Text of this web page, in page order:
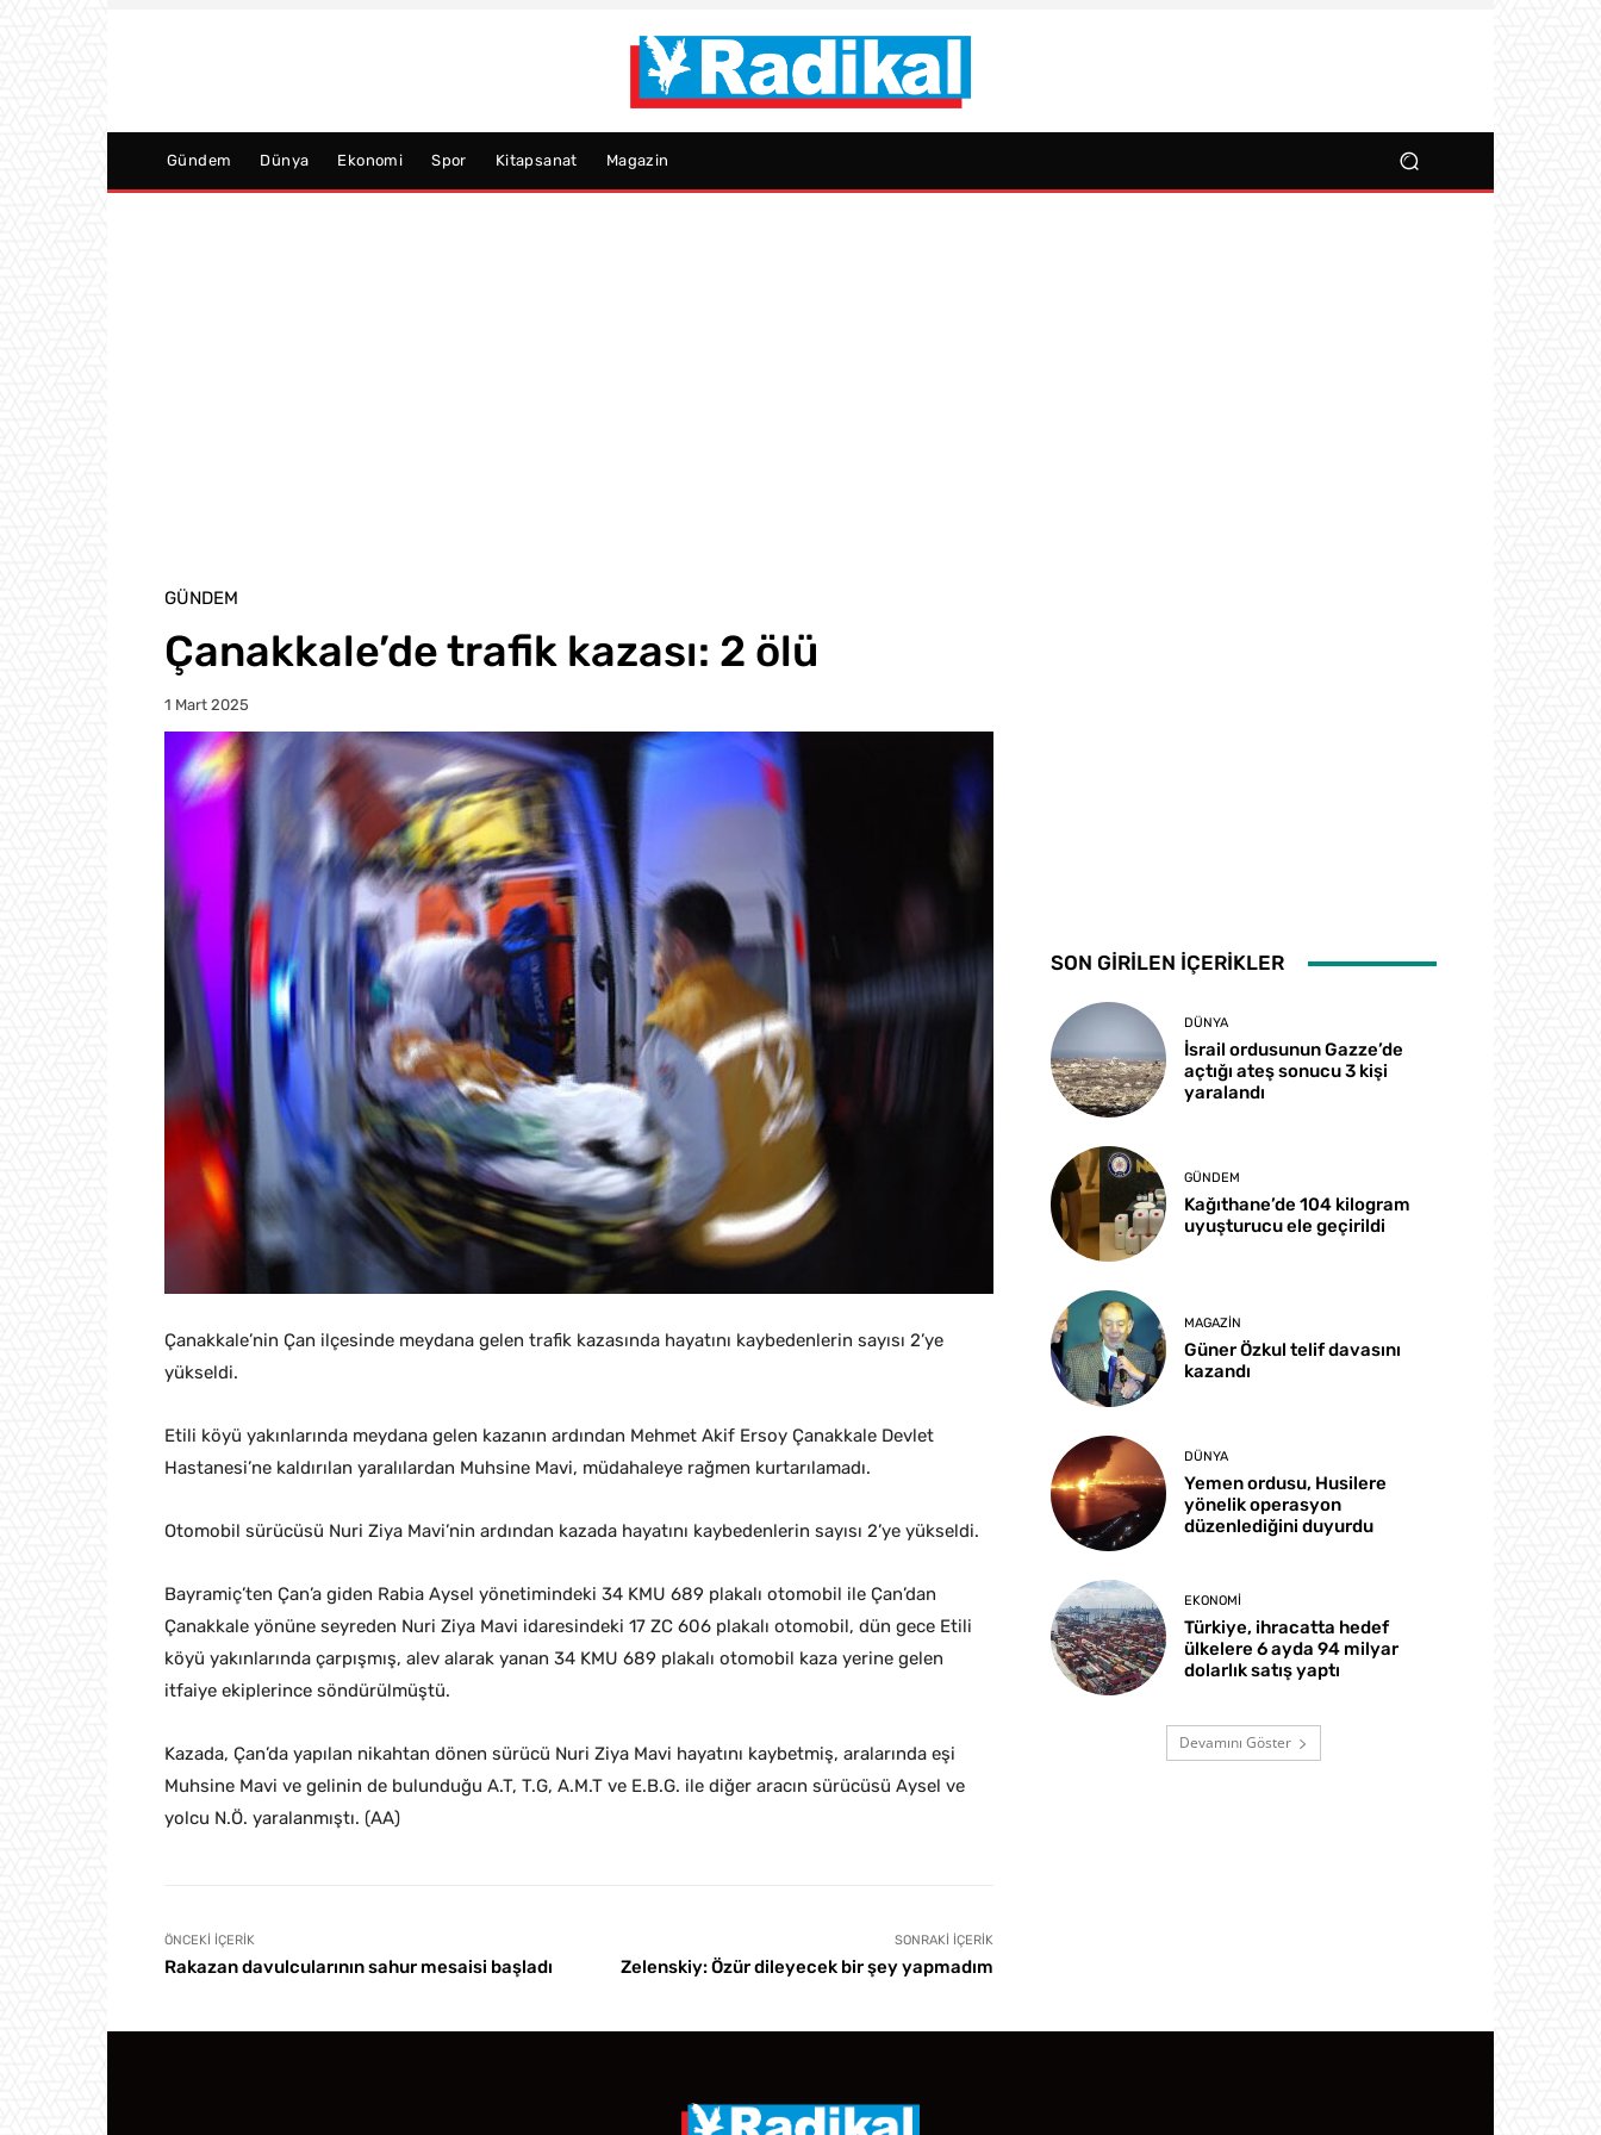
Gündem Dünya Ekonomi Spor Kitapsanat Magazin
GÜNDEM
Çanakkale’de trafik kazası: 2 ölü
1 Mart 2025
Çanakkale’nin Çan ilçesinde meydana gelen trafik kazasında hayatını kaybedenlerin sayısı 2’ye
yükseldi.
Etili köyü yakınlarında meydana gelen kazanın ardından Mehmet Akif Ersoy Çanakkale Devlet
Hastanesi’ne kaldırılan yaralılardan Muhsine Mavi, müdahaleye rağmen kurtarılamadı.
Otomobil sürücüsü Nuri Ziya Mavi’nin ardından kazada hayatını kaybedenlerin sayısı 2’ye yükseldi.
Bayramiç’ten Çan’a giden Rabia Aysel yönetimindeki 34 KMU 689 plakalı otomobil ile Çan’dan
Çanakkale yönüne seyreden Nuri Ziya Mavi idaresindeki 17 ZC 606 plakalı otomobil, dün gece Etili
köyü yakınlarında çarpışmış, alev alarak yanan 34 KMU 689 plakalı otomobil kaza yerine gelen
itfaiye ekiplerince söndürülmüştü.
Kazada, Çan’da yapılan nikahtan dönen sürücü Nuri Ziya Mavi hayatını kaybetmiş, aralarında eşi
Muhsine Mavi ve gelinin de bulunduğu A.T, T.G, A.M.T ve E.B.G. ile diğer aracın sürücüsü Aysel ve
yolcu N.Ö. yaralanmıştı. (AA)
ÖNCEKI İÇERIK
Rakazan davulcularının sahur mesaisi başladı
SONRAKI İÇERIK
Zelenskiy: Özür dileyecek bir şey yapmadım
SON GİRİLEN İÇERİKLER
DÜNYA
İsrail ordusunun Gazze’de
açtığı ateş sonucu 3 kişi
yaralandı
GÜNDEM
Kağıthane’de 104 kilogram
uyuşturucu ele geçirildi
MAGAZIN
Güner Özkul telif davasını
kazandı
DÜNYA
Yemen ordusu, Husilere
yönelik operasyon
düzenlediğini duyurdu
EKONOMI
Türkiye, ihracatta hedef
ülkelere 6 ayda 94 milyar
dolarlık satış yaptı
Devamını Göster